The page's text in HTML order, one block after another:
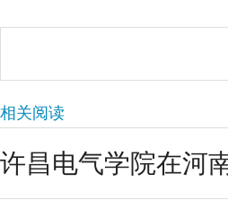
相关阅读
许昌电气学院在河